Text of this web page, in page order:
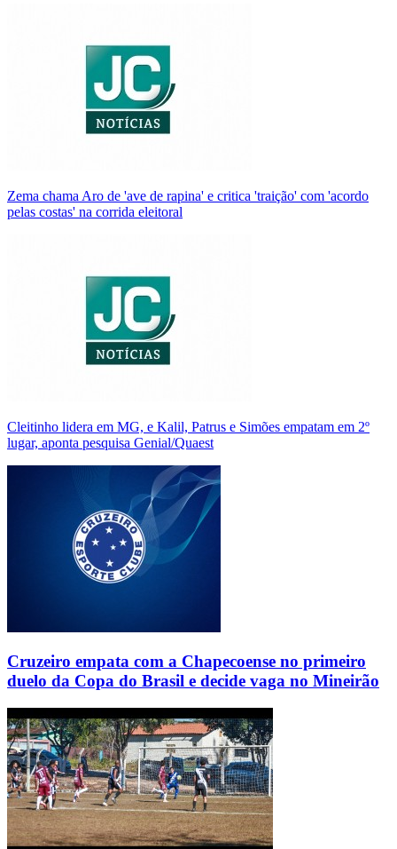
Zema chama Aro de 'ave de rapina' e critica 'traição' com 'acordo
pelas costas' na corrida eleitoral
Cleitinho lidera em MG, e Kalil, Patrus e Simões empatam em 2º
lugar, aponta pesquisa Genial/Quaest
Cruzeiro empata com a Chapecoense no primeiro
duelo da Copa do Brasil e decide vaga no Mineirão